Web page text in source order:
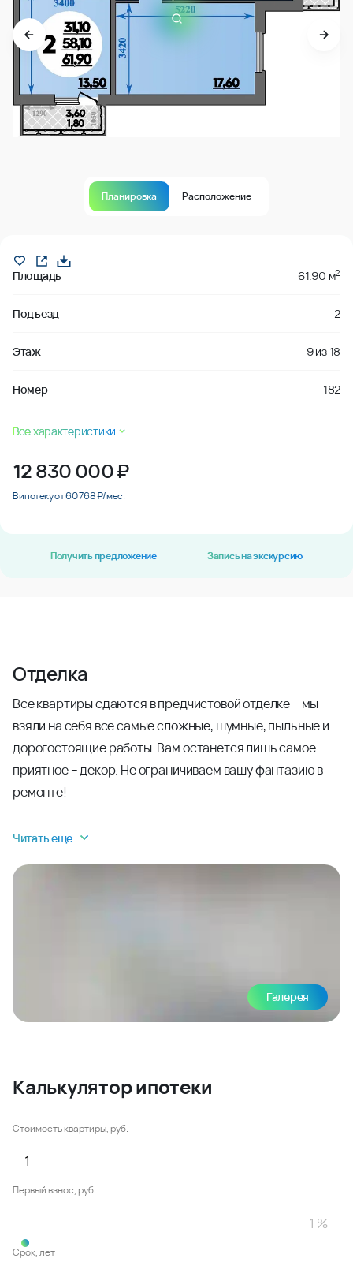
Планировка Расположение
Площадь 61.90 м2
Подъезд 2
Этаж 9из18
Номер 182
Все характеристики
12 830 000₽
В ипотеку от 60 768 ₽/мес.
Получить предложение Запись на экскурсию
Отделка
Все квартиры сдаются в предчистовой отделке – мы
взяли на себя все самые сложные, шумные, пыльные и
дорогостоящие работы. Вам останется лишь самое
приятное – декор. Не ограничиваем вашу фантазию в
ремонте!
Читать еще
Галерея
Калькулятор ипотеки
Стоимость квартиры, руб.
Первый взнос, руб.
Срок, лет